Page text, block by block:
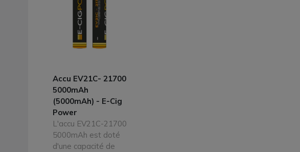
Accu EV21C- 21700
5000mAh
(5000mAh) - E-Cig
Power
L'accu EV21C-21700
5000mAh est doté
d'une capacité de